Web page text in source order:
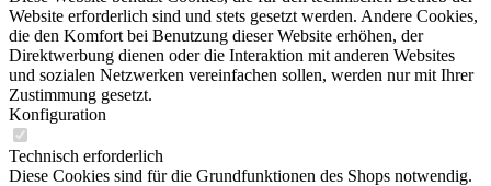
Website erforderlich sind und stets gesetzt werden. Andere Cookies,
die den Komfort bei Benutzung dieser Website erhöhen, der
Direktwerbung dienen oder die Interaktion mit anderen Websites
und sozialen Netzwerken vereinfachen sollen, werden nur mit Ihrer
Zustimmung gesetzt.
Konfiguration
Technisch erforderlich
Diese Cookies sind für die Grundfunktionen des Shops notwendig.